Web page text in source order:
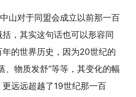
山对于同盟会成立以前那一百
，其实这句话也可以形容同
的世界历史，因为20世纪的
、物质发舒”等等，其变化的幅
远远超越了19世纪那一百